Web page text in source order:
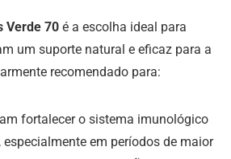
Verde 70 é a escolha ideal para
um suporte natural e eficaz para a
recomendado para:
fortalecer o sistema imunológico
em períodos de maior